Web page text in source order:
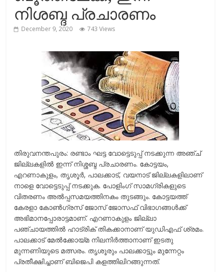
നിശബ്ദ പ്രചാരണം
December 9, 2020 743 Views
തിരുവനന്തപുരം: രണ്ടാം ഘട്ട വോട്ടെടുപ്പ് നടക്കുന്ന അഞ്ച്
ജില്ലകളില്‍ ഇന്ന് നിശ്ശബ്ദ പ്രചാരണം. കോട്ടയം,
എറണാകുളം, തൃശൂര്‍, പാലക്കാട്, വയനാട് ജില്ലകളിലാണ്
നാളെ വോട്ടെടുപ്പ് നടക്കുക. പോളിംഗ് സാമഗ്രികളുടെ
വിതരണം അല്‍പ്പസമയത്തിനകം തുടങ്ങും. കോട്ടയത്ത്
കേരളാ കോണ്‍ഗ്രസ് ജോസ് ജോസഫ് വിഭാഗങ്ങള്‍ക്ക്
അഭിമാനപ്പോരാട്ടമാണ്. എറണാകുളം ജില്ലാ
പഞ്ചായത്തില്‍ ഹാട്രിക് തികക്കാനാണ് യുഡിഎഫ് ശ്രമം.
പാലക്കാട് മേല്‍ക്കോയ്മ നിലനിര്‍ത്താനാണ് ഇടതു
മുന്നണിയുടെ മത്സരം. തൃശൂരും പാലക്കാട്ടും മുന്നേറ്റം
പ്രതീക്ഷിച്ചാണ് ബിജെപി കളത്തിലിറങ്ങുന്നത്.